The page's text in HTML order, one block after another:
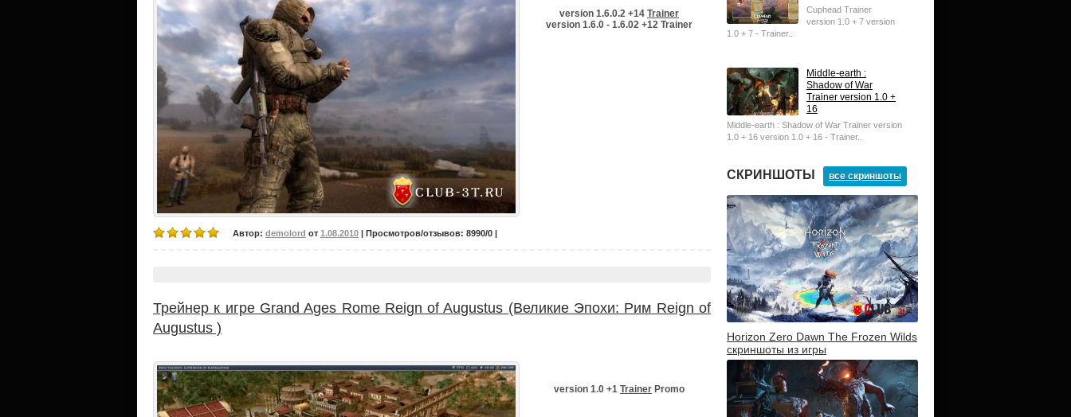
version 1.6.0.2 +14 Trainer
version 1.6.0 - 1.6.02 +12 Trainer
Автор: demolord от 1.08.2010 | Просмотров/отзывов: 8990/0 |
Трейнер к игре Grand Ages Rome Reign of Augustus (Великие Эпохи: Рим Reign of
Augustus )
version 1.0 +1 Trainer Promo
Cuphead Trainer
version 1.0 + 7 version
1.0 + 7 - Trainer..
Middle-earth :
Shadow of War
Trainer version 1.0 +
16
Middle-earth : Shadow of War Trainer version
1.0 + 16 version 1.0 + 16 - Trainer..
СКРИНШОТЫ все скриншоты
Horizon Zero Dawn The Frozen Wilds
скриншоты из игры